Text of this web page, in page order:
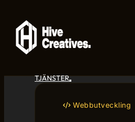
TJÄNSTER
Webbutveckling